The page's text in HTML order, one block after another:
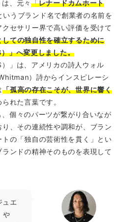
、元々 「レナードカムホート
いうブランド名で創業者の名前を
セサリー界で高い評価を受けて
しての独自性を確立するために
」へ変更しました。
）」は、アメリカの詩人ウォル
）詩からインスピレーシ
「孤高の存在こそが、世界に響く
れた言葉です。
個々のパーツが繋がり合いなが
、その連続性や調和が、ブラン
トの「独自の芸術性を貫く」とい
ンドの精神そのものを表現して
ュエ
や